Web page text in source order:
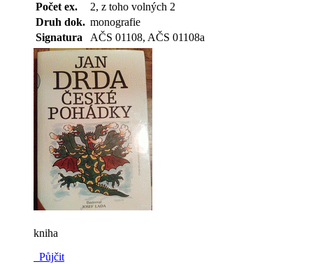
Počet ex.
2, z toho volných 2
Druh dok. monografie
Signatura
AČS 01108, AČS 01108a
kniha
Půjčit